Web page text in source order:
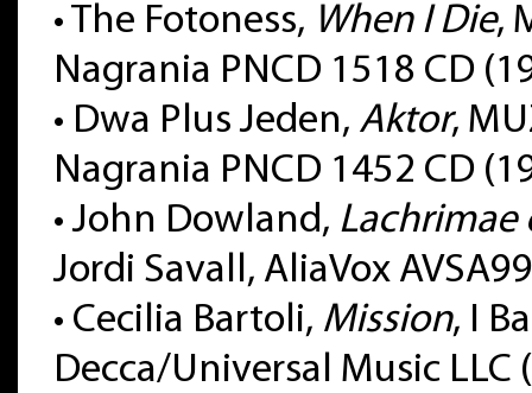
• The Fotoness, When I Die,
Nagrania PNCD 1518 CD
• Dwa Plus Jeden, Aktor,
Nagrania PNCD 1452 CD
• John Dowland, Lachrimae
Jordi Savall, AliaVox
• Cecilia Bartoli, Mission, I
Decca/Universal Music LLC